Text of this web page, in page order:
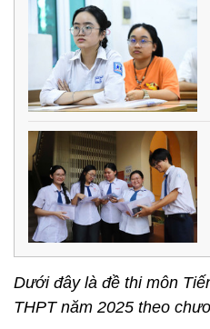
Dưới đây là đề thi môn
THPT năm 2025 theo